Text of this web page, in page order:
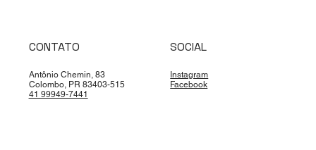
CONTATO
Antônio Chemin, 83
Colombo, PR 83403-515
41 99949-7441
SOCIAL
Instagram
Facebook